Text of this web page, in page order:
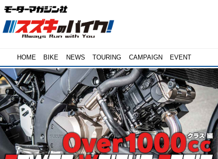
HOME BIKE NEWS TOURING CAMPAIGN EVENT